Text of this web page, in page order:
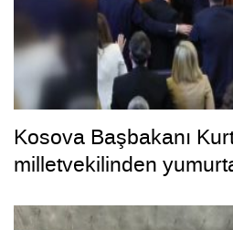
Kosova Başbakanı
milletvekilinden